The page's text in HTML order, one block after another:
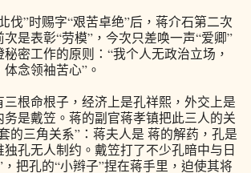
”时赐字“艰苦卓绝”后，蒋介石第二次
是表彰“劳模”，今次只差唤一声“爱卿”
密工作的原则：“我个人无政治立场，
念领袖苦心”。
根命根子，经济上是孔祥熙，外交上是
是戴笠。蒋的副官蒋孝镇把此三人的关
的三角关系”：蒋夫人是 蒋的解药，孔是
孔无人制约。戴笠打了不少孔暗中与日
，把孔的“小辫子”捏在蒋手里，迫使其将